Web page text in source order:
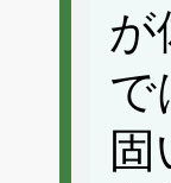
が
で